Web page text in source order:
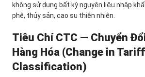
không sử dụng bất kỳ nguyên liệu nhập
phê, thủy sản, cao su thiên nhiên.
Tiêu Chí CTC — Chuyển
Hàng Hóa (Change in Tariff
Classification)